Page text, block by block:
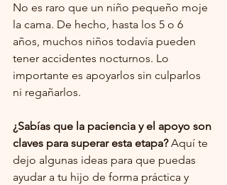
No es raro que un niño pequeño moje
la cama. De hecho, hasta los 5 o 6
años, muchos niños todavía pueden
tener accidentes nocturnos. Lo
importante es apoyarlos sin culparlos
ni regañarlos.
¿Sabías que la paciencia y el apoyo son
claves para superar esta etapa? Aquí te
dejo algunas ideas para que puedas
ayudar a tu hijo de forma práctica y